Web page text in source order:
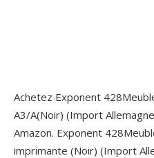
Achetez Exponent
A3/A(Noir) (Import
Amazon. Exponent
imprimante (Noir) (Import